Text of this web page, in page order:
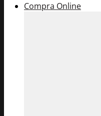
Compra Online